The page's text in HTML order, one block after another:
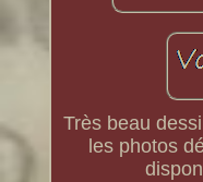
Très beau
les photos